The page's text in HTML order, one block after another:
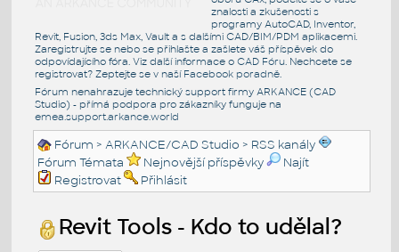
znalosti a zkušenosti s
programy AutoCAD, Inventor,
Revit, Fusion, 3ds Max, Vault a s dalšími CAD/BIM/PDM aplikacemi.
Zaregistrujte se nebo se přihlašte a zašlete váš příspěvek do
odpovídajícího fóra. Viz další informace o CAD Fóru. Nechcete se
registrovat? Zeptejte se v naší Facebook poradně.
Fórum nenahrazuje technický support firmy ARKANCE (CAD
Studio) - přímá podpora pro zákazníky funguje na
emea.support.arkance.world
Fórum >ARKANCE/CAD Studio > RSS kanály
Fórum Témata
Nejnovější příspěvky
Najít
Registrovat
Přihlásit
Revit Tools - Kdo to udělal?